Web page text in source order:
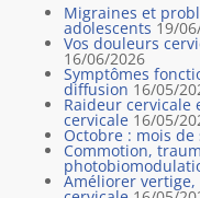
Migraines et
adolescents 19/
Vos douleurs
16/06/2026
Symptômes
diffusion 16/05/
Raideur
cervicale 16/05/
Octobre : mois
Commotion,
Améliorer